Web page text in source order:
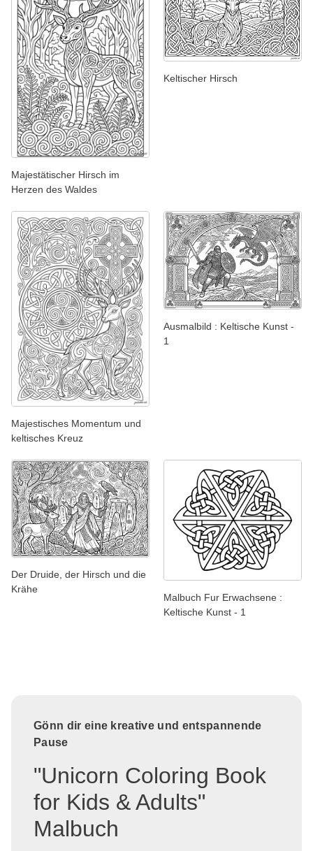
Majestätischer Hirsch im
Herzen des Waldes
Keltischer Hirsch
Majestisches Momentum und
keltisches Kreuz
Ausmalbild : Keltische Kunst -
1
Der Druide, der Hirsch und die
Krähe
Malbuch Fur Erwachsene :
Keltische Kunst - 1
Gönn dir eine kreative und entspannende
Pause
"Unicorn Coloring Book
for Kids & Adults"
Malbuch